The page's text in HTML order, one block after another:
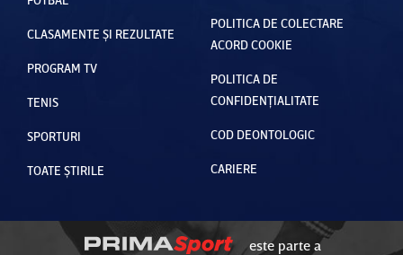
CLASAMENTE ȘI REZULTATE
PROGRAM TV
TENIS
SPORTURI
TOATE ȘTIRILE
POLITICA DE COLECTARE
ACORD COOKIE
POLITICA DE
CONFIDENȚIALITATE
COD DEONTOLOGIC
CARIERE
este parte a